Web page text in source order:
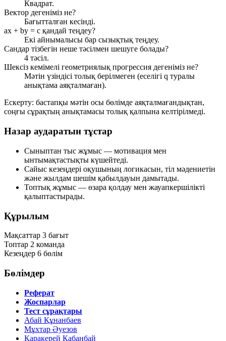
Квадрат.
Вектор дегеніміз не?
Бағытталған кесінді.
ax + by = c қандай теңдеу?
Екі айнымалысы бар сызықтық теңдеу.
Сандар тізбегін неше тәсілмен шешуге болады?
4 тәсіл.
Шексіз кемімелі геометриялық прогрессия дегеніміз не?
Мәтін үзіндісі толық берілмеген (еселігі q туралы
анықтама аяқталмаған).
Ескерту: бастапқы мәтін осы бөлімде аяқталмағандықтан,
соңғы сұрақтың анықтамасы толық қалпына келтірілмеді.
Назар аударатын тұстар
Сыныптан тыс жұмыс — мотивация мен
ынтымақтастықты күшейтеді.
Сайыс кезеңдері оқушының логикасын, тіл мәдениетін
және жылдам шешім қабылдауын дамытады.
Топтық жұмыс — өзара қолдау мен жауапкершілікті
қалыптастырады.
Құрылым
Мақсаттар 3 бағыт
Топтар 2 команда
Кезеңдер 6 бөлім
Бөлімдер
Реферат
Жоспарлар
Тест сұрақтары
Абай Құнанбаев
Мұхтар Әуезов
Қаракерей Қабанбай